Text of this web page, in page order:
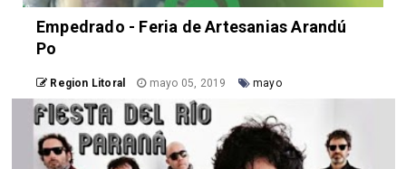
Empedrado - Feria de Artesanias Arandú
Po
Region Litoral mayo 05, 2019 mayo